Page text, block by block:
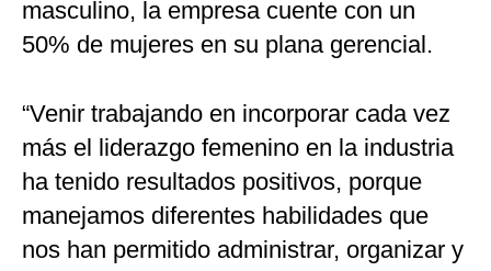
masculino, la empresa cuente con un
50% de mujeres en su plana gerencial.
“Venir trabajando en incorporar cada vez
más el liderazgo femenino en la industria
ha tenido resultados positivos, porque
manejamos diferentes habilidades que
nos han permitido administrar, organizar y